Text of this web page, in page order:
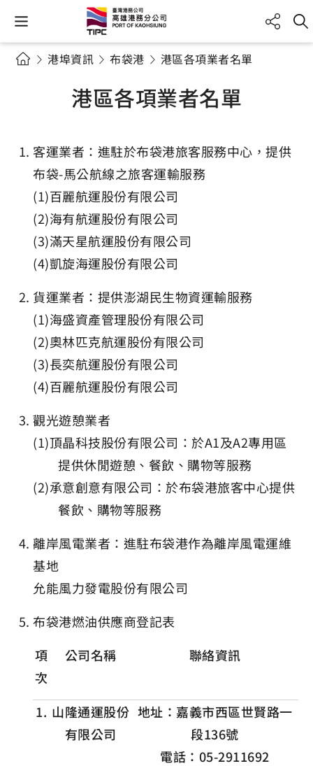
港埠資訊 布袋港 港區各項業者名單
港區各項業者名單
客運業者：進駐於布袋港旅客服務中心，提供
布袋-馬公航線之旅客運輸服務
(1)百麗航運股份有限公司
(2)海有航運股份有限公司
(3)滿天星航運股份有限公司
(4)凱旋海運股份有限公司
貨運業者：提供澎湖民生物資運輸服務
(1)海盛資產管理股份有限公司
(2)奧林匹克航運股份有限公司
(3)長奕航運股份有限公司
(4)百麗航運股份有限公司
觀光遊憩業者
(1)頂晶科技股份有限公司：於A1及A2專用區
提供休閒遊憩、餐飲、購物等服務
(2)承意創意有限公司：於布袋港旅客中心提供
餐飲、購物等服務
離岸風電業者：進駐布袋港作為離岸風電運維
基地
允能風力發電股份有限公司
布袋港燃油供應商登記表
項
次
公司名稱 聯絡資訊
1. 山隆通運股份
有限公司
地址：嘉義市西區世賢路一
段136號
電話：05-2911692